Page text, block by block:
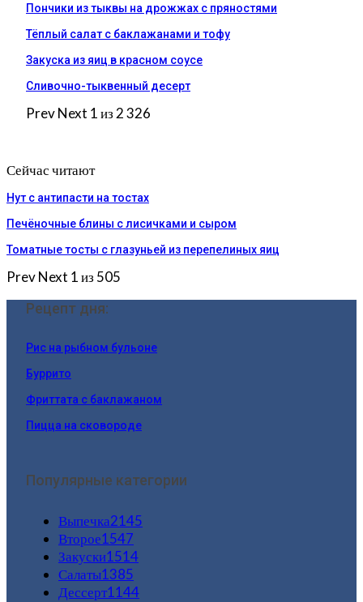
Пончики из тыквы на дрожжах с пряностями
Тёплый салат с баклажанами и тофу
Закуска из яиц в красном соусе
Сливочно-тыквенный десерт
PrevNext 1 из 2 326
Сейчас читают
Нут с антипасти на тостах
Печёночные блины с лисичками и сыром
Томатные тосты с глазуньей из перепелиных яиц
PrevNext 1 из 505
Рецепт дня:
Рис на рыбном бульоне
Буррито
Фриттата с баклажаном
Пицца на сковороде
Популярные категории
Выпечка2145
Второе1547
Закуски1514
Салаты1385
Дессерт1144